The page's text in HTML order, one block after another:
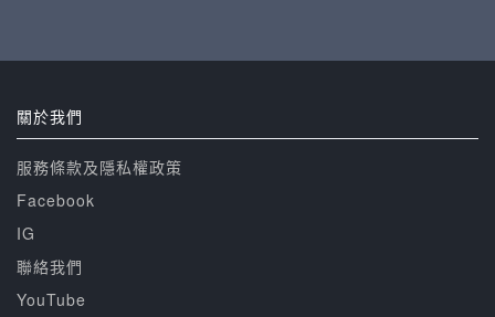
關於我們
服務條款及隱私權政策
Facebook
IG
聯絡我們
YouTube